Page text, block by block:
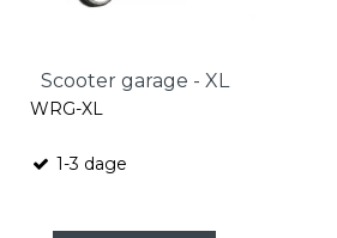
Scooter garage - XL
WRG-XL
1-3 dage